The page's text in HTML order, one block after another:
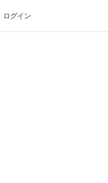
ログイン